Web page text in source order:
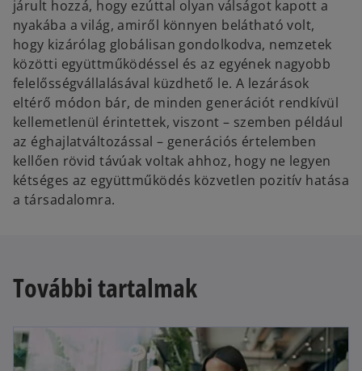
járult hozzá, hogy ezúttal olyan válságot kapott a
nyakába a világ, amiről könnyen belátható volt,
hogy kizárólag globálisan gondolkodva, nemzetek
közötti együttműködéssel és az egyének nagyobb
felelősségvállalásával küzdhető le. A lezárások
eltérő módon bár, de minden generációt rendkívül
kellemetlenül érintettek, viszont – szemben például
az éghajlatváltozással – generációs értelemben
kellően rövid távúak voltak ahhoz, hogy ne legyen
kétséges az együttműködés közvetlen pozitív hatása
a társadalomra.
További tartalmak